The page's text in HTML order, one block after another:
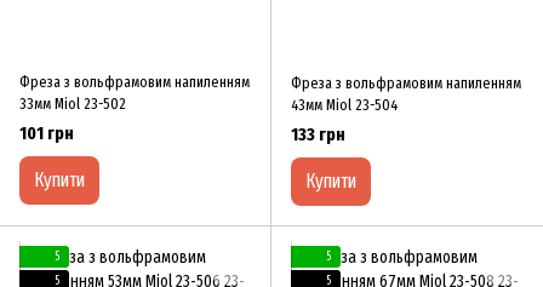
Фреза з вольфрамовим напиленням
33мм Miol 23-502
101 грн
Купити
Фреза з вольфрамовим напиленням
43мм Miol 23-504
133 грн
Купити
5
5
5
5